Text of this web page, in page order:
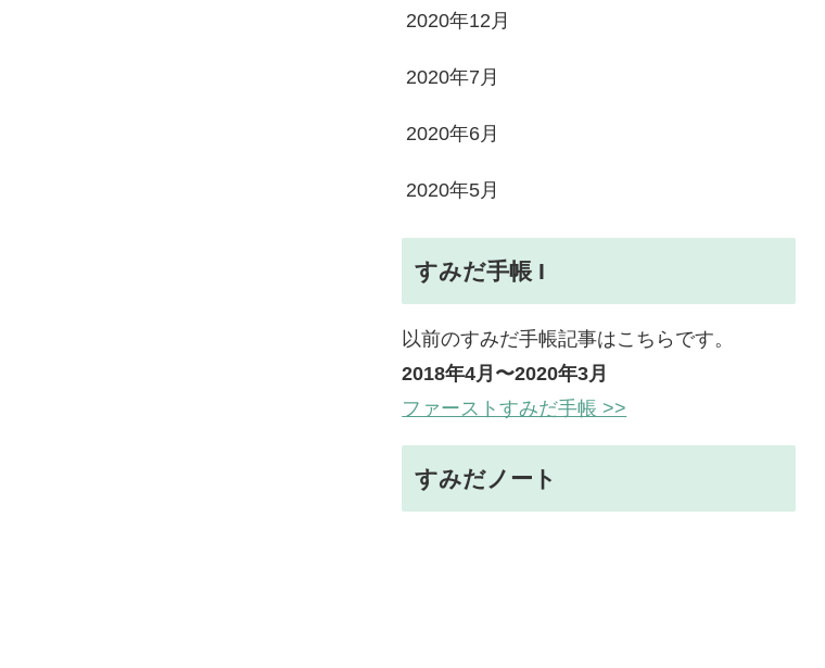
2020年12月
2020年7月
2020年6月
2020年5月
すみだ手帳 I
以前のすみだ手帳記事はこちらです。
2018年4月〜2020年3月
ファーストすみだ手帳 >>
すみだノート